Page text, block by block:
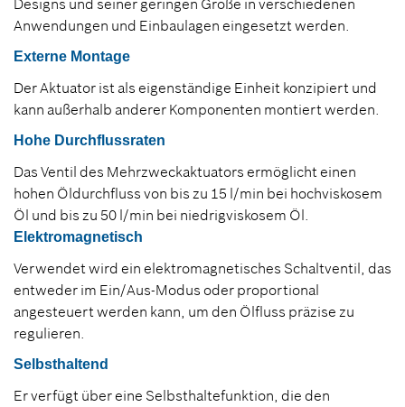
Designs und seiner geringen Größe in verschiedenen
Anwendungen und Einbaulagen eingesetzt werden.
Externe Montage
Der Aktuator ist als eigenständige Einheit konzipiert und
kann außerhalb anderer Komponenten montiert werden.
Hohe Durchflussraten
Das Ventil des Mehrzweckaktuators ermöglicht einen
hohen Öldurchfluss von bis zu 15 l/min bei hochviskosem
Öl und bis zu 50 l/min bei niedrigviskosem Öl.
Elektromagnetisch
Verwendet wird ein elektromagnetisches Schaltventil, das
entweder im Ein/Aus-Modus oder proportional
angesteuert werden kann, um den Ölfluss präzise zu
regulieren.
Selbsthaltend
Er verfügt über eine Selbsthaltefunktion, die den